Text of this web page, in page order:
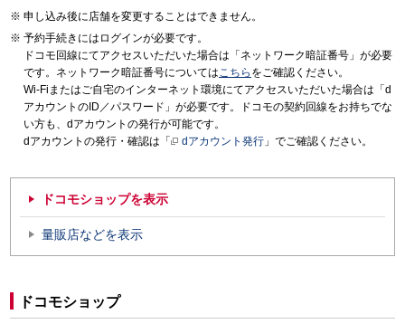
申し込み後に店舗を変更することはできません。
予約手続きにはログインが必要です。
ドコモ回線にてアクセスいただいた場合は「ネットワーク暗証番号」が必要
です。ネットワーク暗証番号についてはこちら をご確認ください。
Wi-Fiまたはご自宅のインターネット環境にてアクセスいただいた場合は「d
アカウントのID／パスワード」が必要です。ドコモの契約回線をお持ちでな
い方も、dアカウントの発行が可能です。
dアカウントの発行・確認は「
dアカウント発行 」でご確認ください。
ドコモショップを表示
量販店などを表示
ドコモショップ